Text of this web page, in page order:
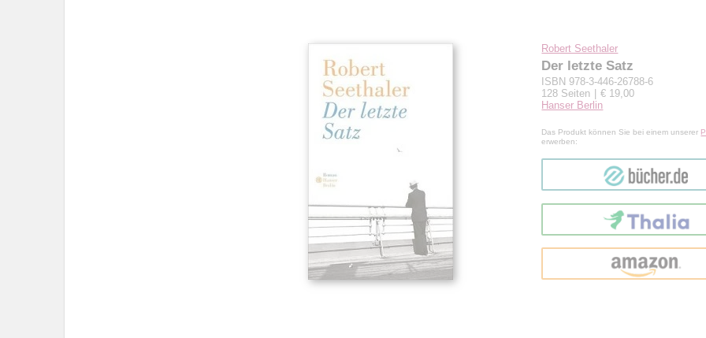
Robert Seethaler
Der letzte Satz
ISBN 978-3-446-26788-6
128 Seiten
€ 19,00
Hanser Berlin
Das Produkt können Sie bei einem unserer
erwerben:
bücher.de
Thalia
amazon